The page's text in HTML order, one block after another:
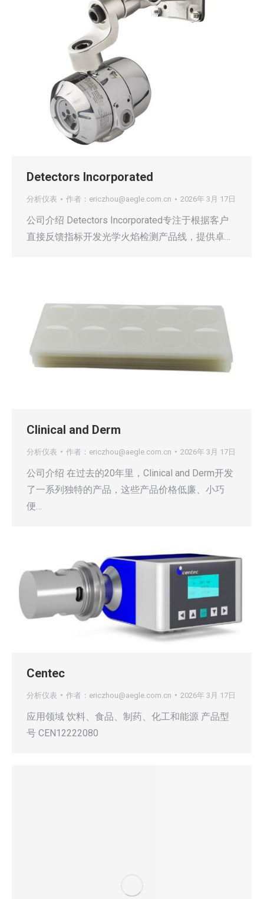
Detectors Incorporated
分析仪表 作者： ericzhou@aegle.com.cn 2026年 3月 17日
公司介绍 Detectors Incorporated专注于根据客户
直接反馈指标开发光学火焰检测产品线，提供卓…
Clinical and Derm
分析仪表 作者： ericzhou@aegle.com.cn 2026年 3月 17日
公司介绍 在过去的20年里，Clinical and Derm开发
了一系列独特的产品，这些产品价格低廉、小巧
便…
Centec
分析仪表 作者： ericzhou@aegle.com.cn 2026年 3月 17日
应用领域 饮料、食品、制药、化工和能源 产品型
号 CEN12222080